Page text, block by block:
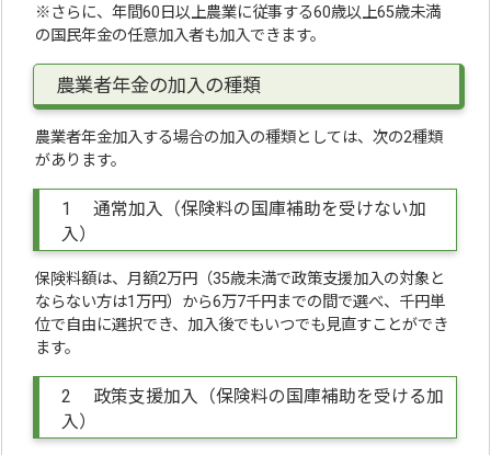
※さらに、年間60日以上農業に従事する60歳以上65歳未満
の国民年金の任意加入者も加入できます。
農業者年金の加入の種類
農業者年金加入する場合の加入の種類としては、次の2種類
があります。
1 通常加入（保険料の国庫補助を受けない加
入）
保険料額は、月額2万円（35歳未満で政策支援加入の対象と
ならない方は1万円）から6万7千円までの間で選べ、千円単
位で自由に選択でき、加入後でもいつでも見直すことができ
ます。
2 政策支援加入（保険料の国庫補助を受ける加
入）